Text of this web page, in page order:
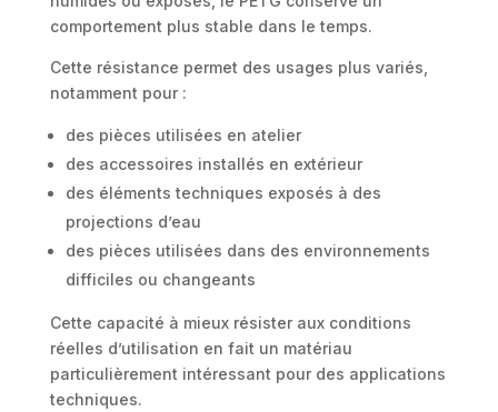
comportement plus stable dans le temps.
Cette résistance permet des usages plus variés,
notamment pour :
des pièces utilisées en atelier
des accessoires installés en extérieur
des éléments techniques exposés à des
projections d’eau
des pièces utilisées dans des environnements
difficiles ou changeants
Cette capacité à mieux résister aux conditions
réelles d’utilisation en fait un matériau
particulièrement intéressant pour des applications
techniques.